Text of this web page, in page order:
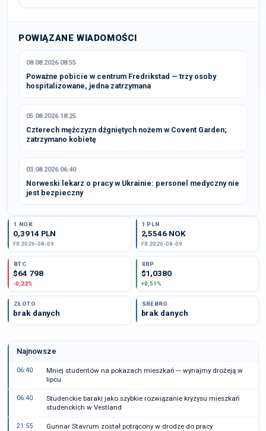
POWIĄZANE WIADOMOŚCI
08.08.2026 08:55
Poważne pobicie w centrum Fredrikstad — trzy osoby
hospitalizowane, jedna zatrzymana
05.08.2026 18:25
Czterech mężczyzn dźgniętych nożem w Covent Garden;
zatrzymano kobietę
03.08.2026 06:40
Norweski lekarz o pracy w Ukrainie: personel medyczny nie
jest bezpieczny
1 NOK
0,3914 PLN
FX 2026-08-09
1 PLN
2,5546 NOK
FX 2026-08-09
BTC
$64 798
-0,22%
XRP
$1,0380
+0,51%
ZŁOTO
brak danych
SREBRO
brak danych
Najnowsze
06:40
Mniej studentów na pokazach mieszkań — wynajmy drożeją w
lipcu
06:40
Studenckie baraki jako szybkie rozwiązanie kryzysu mieszkań
studenckich w Vestland
21:55 Gunnar Stavrum został potrącony w drodze do pracy